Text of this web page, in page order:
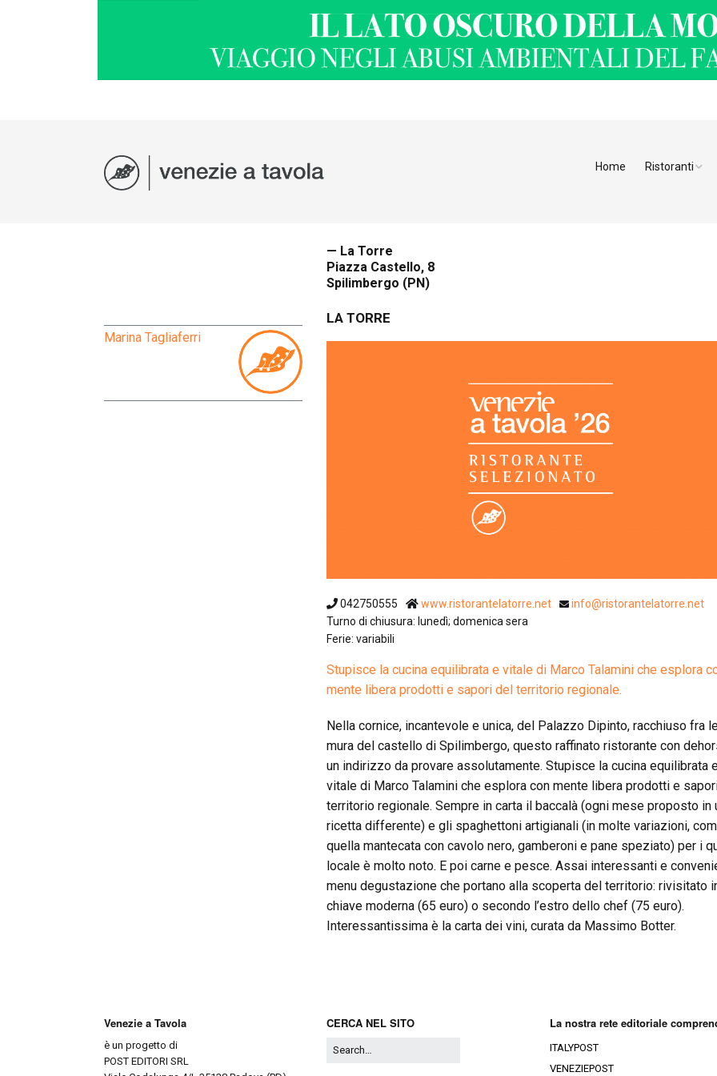
Home Ristoranti
Marina Tagliaferri
— La Torre
Piazza Castello, 8
Spilimbergo (PN)
LA TORRE
042750555 www.ristorantelatorre.net
info@ristorantelatorre.net
Turno di chiusura: lunedì; domenica sera
Ferie: variabili
Stupisce la cucina equilibrata e vitale di Marco Talamini che esplora
mente libera prodotti e sapori del territorio regionale.
Nella cornice, incantevole e unica, del Palazzo Dipinto, racchiuso fra
mura del castello di Spilimbergo, questo raffinato ristorante con
un indirizzo da provare assolutamente. Stupisce la cucina equilibrata
vitale di Marco Talamini che esplora con mente libera prodotti e
territorio regionale. Sempre in carta il baccalà (ogni mese proposto in
ricetta differente) e gli spaghettoni artigianali (in molte variazioni,
quella mantecata con cavolo nero, gamberoni e pane speziato) per i
locale è molto noto. E poi carne e pesce. Assai interessanti e
menu degustazione che portano alla scoperta del territorio: rivisitato
chiave moderna (65 euro) o secondo l’estro dello chef (75 euro).
Interessantissima è la carta dei vini, curata da Massimo Botter.
Venezie a Tavola
è un progetto di
POST EDITORI SRL
CERCA NEL SITO La nostra rete editoriale
ITALYPOST
VENEZIEPOST